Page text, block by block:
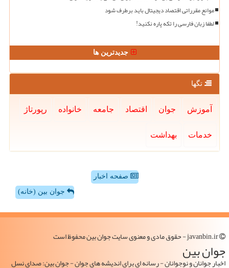
موانع مقرراتی اقتصاد دیجیتال باید برطرف شود
لطفا زبان فارسی را تکه پاره نکنید!
جدیدترین ها
تگها
آموزش جوان اقتصاد جامعه خانواده رپورتاژ
خدمات بهداشت
صفحه اخبار
جوان بین (خانه)
جوان بین
اخبار جوانان و نوجوانان - رسانه ای برای اندیشه های جوان - جوان بین: صدای نسل